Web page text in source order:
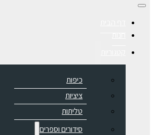
כיפות
ציציות
טליתות
סידורים וספרים